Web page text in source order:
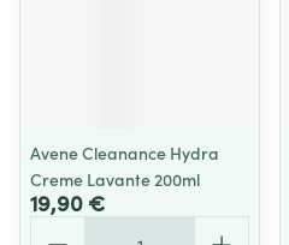
Avene Cleanance Hydra
Creme Lavante 200ml
19,90 €